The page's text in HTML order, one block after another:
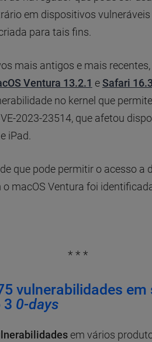
em dispositivos
para tais fins.
mais antigos e mais
Ventura 13.2.1 eSafari
no kernel que
2023-23514, que afetou
iPad.
que pode permitir o acesso a
macOS Ventura foi
* * *
vulnerabilidades em
3 0-days
em vários